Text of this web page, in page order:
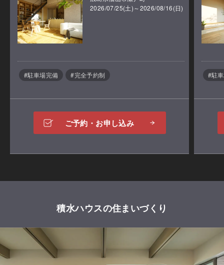
もちろん、ご自身のスイング見直しにも最適な機能。
飛距離はご自身の通常ラウンド状態に合わせて、甘め
設定・辛め設定できます。
プロ監修の元作成されているマシンなので、よりリア
打ちっぱなしコースで自宅練習！
☆ドライバー
☆アイアン
2026/07/25(土)～2026/08/16(日)
#駐車場完備 #完全予約制
ご予約・お申し込み
#駐
積水ハウスの住まいづくり